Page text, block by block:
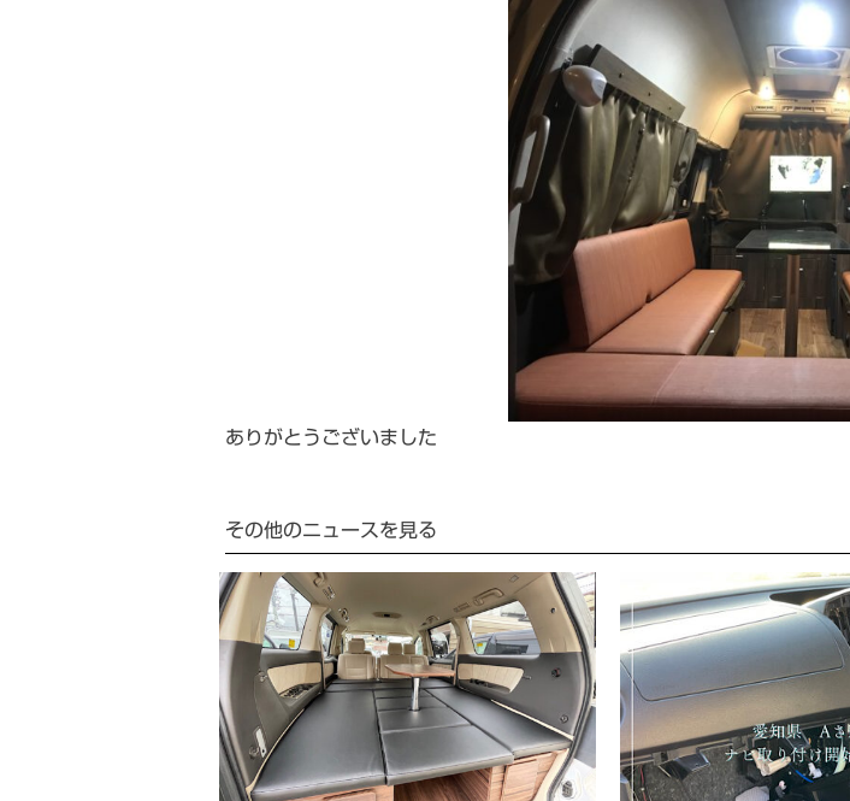
ありがとうございました
その他のニュースを見る